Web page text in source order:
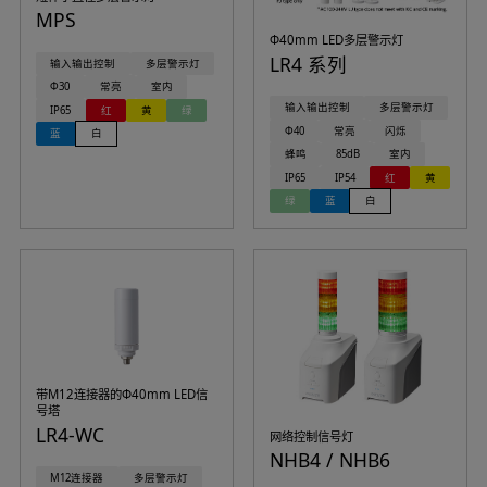
MPS
输入输出控制
多层警示灯
Φ30
常亮
室内
IP65
红 黄
绿
蓝
白
Φ40mm LED多层警示灯
LR4 系列
输入输出控制
多层警示灯
Φ40
常亮
闪烁
蜂鸣
85dB
室内
IP65
IP54 红
黄
绿
蓝 白
带M12连接器的Φ40mm LED信
号塔
LR4-WC
M12连接器 多层警示灯
网络控制信号灯
NHB4 / NHB6